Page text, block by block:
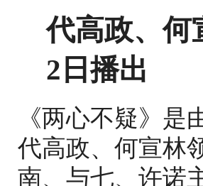
代高政、何
2日播出
《两心不疑》
代高政、何宣林
南、与七、许诺